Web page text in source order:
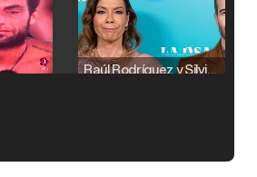
Raúl Rodríguez y Silvia Taulés nos cuentan su papel en 'La familia de la tele'